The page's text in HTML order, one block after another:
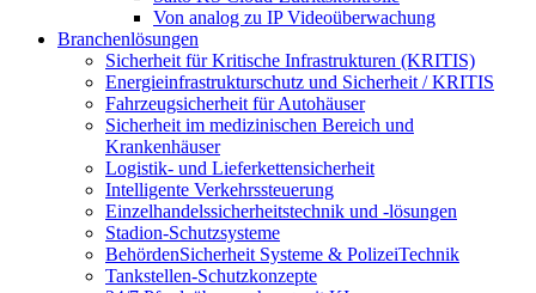
Von analog zu IP Videoüberwachung
Branchenlösungen
Sicherheit für Kritische Infrastrukturen (KRITIS)
Energieinfrastrukturschutz und Sicherheit / KRITIS
Fahrzeugsicherheit für Autohäuser
Sicherheit im medizinischen Bereich und
Krankenhäuser
Logistik- und Lieferkettensicherheit
Intelligente Verkehrssteuerung
Einzelhandelssicherheitstechnik und -lösungen
Stadion-Schutzsysteme
BehördenSicherheit Systeme & PolizeiTechnik
Tankstellen-Schutzkonzepte​